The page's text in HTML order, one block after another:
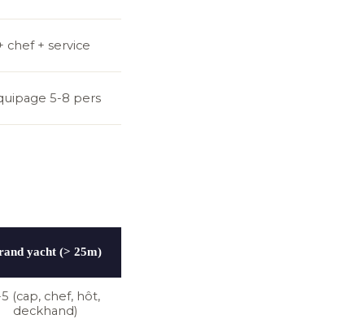
chef + service
5-8 pers
yacht (> 25m)
(cap, chef, hôt,
deckhand)